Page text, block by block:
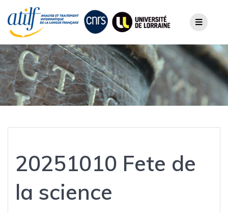
content
20251010 Fete de
la science